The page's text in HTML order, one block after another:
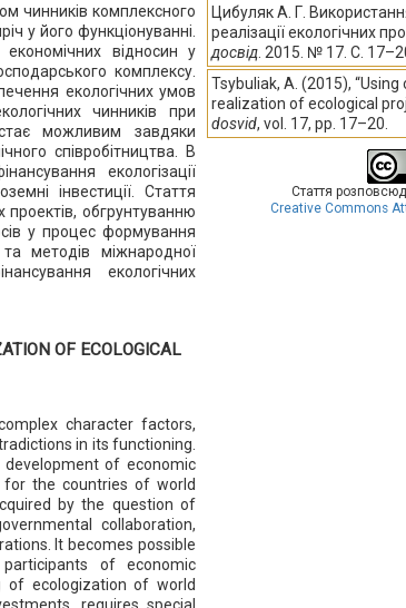
чинників комплексного
у його функціонуванні.
відносин у
комплексу.
екологічних умов
чинників при
можливим завдяки
співробітництва. В
екологізації
інвестиції. Стаття
проектів, обгрунтуванню
у процес формування
методів міжнародної
екологічних
OF ECOLOGICAL
character factors,
in its functioning.
of economic
for the countries of world
by the question of
collaboration,
It becomes possible
of economic
of ecologization of world
requires special
Цибуляк А. Г.
реалізації екологічних
досвід. 2015. № 17. С.
Tsybuliak, A. (2015),
realization of ecological
dosvid, vol. 17, pp. 17–20.
Стаття
Creative Commons